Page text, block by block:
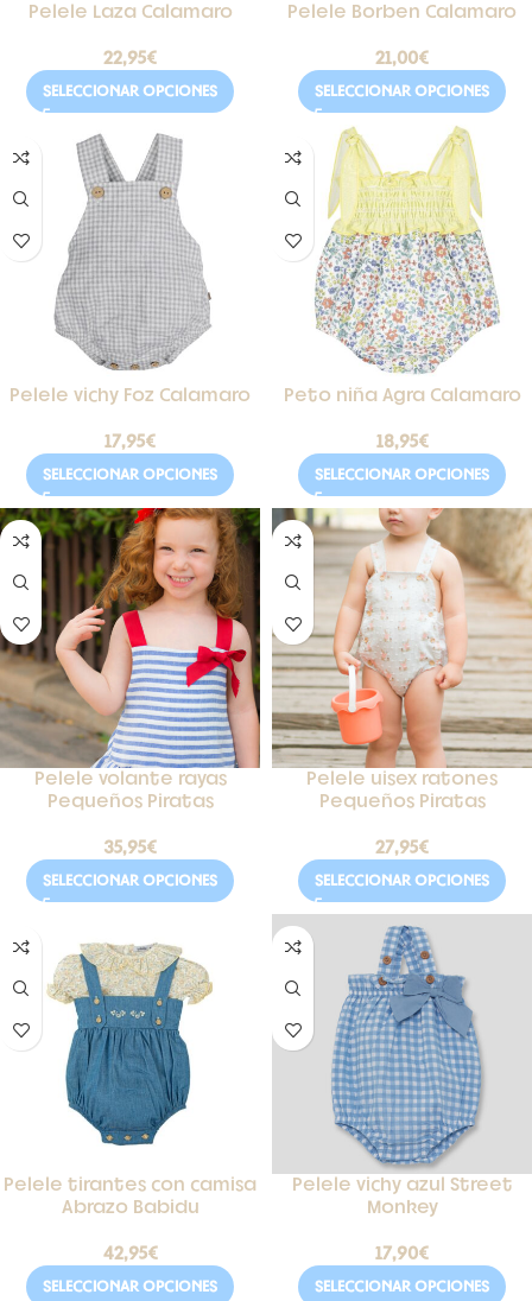
Pelele Laza Calamaro
22,95€
SELECCIONAR OPCIONES
Pelele Borben Calamaro
21,00€
SELECCIONAR OPCIONES
Pelele vichy Foz Calamaro
17,95€
SELECCIONAR OPCIONES
Peto niña Agra Calamaro
18,95€
SELECCIONAR OPCIONES
Pelele volante rayas
Pequeños Piratas
35,95€
SELECCIONAR OPCIONES
Pelele uisex ratones
Pequeños Piratas
27,95€
SELECCIONAR OPCIONES
Pelele tirantes con camisa
Abrazo Babidu
42,95€
SELECCIONAR OPCIONES
Pelele vichy azul Street
Monkey
17,90€
SELECCIONAR OPCIONES